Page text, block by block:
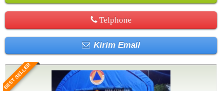
Telphone
Kirim Email
BEST SELLER